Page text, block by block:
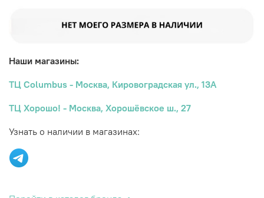
Наши магазины:
ТЦ Columbus - Москва, Кировоградская ул., 13А
ТЦ Хорошо! - Москва, Хорошёвское ш., 27
Узнать о наличии в магазинах: